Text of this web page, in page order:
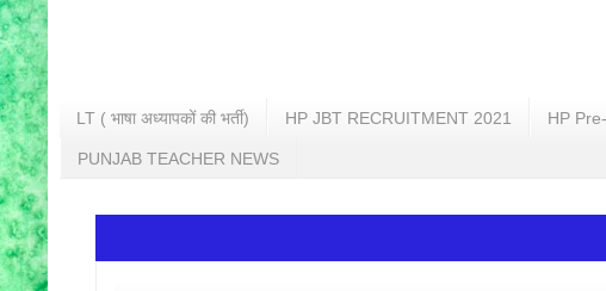
LT ( भाषा अध्यापकों की भर्ती) HP JBT RECRUITMENT 2021 HP
PUNJAB TEACHER NEWS